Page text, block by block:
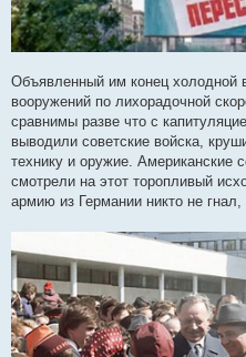
Объявленный им конец холодной
вооружений по лихорадочной
сравнимы разве что с
выводили советские войска,
технику и оружие. Американские
смотрели на этот торопливый
армию из Германии никто не гнал,